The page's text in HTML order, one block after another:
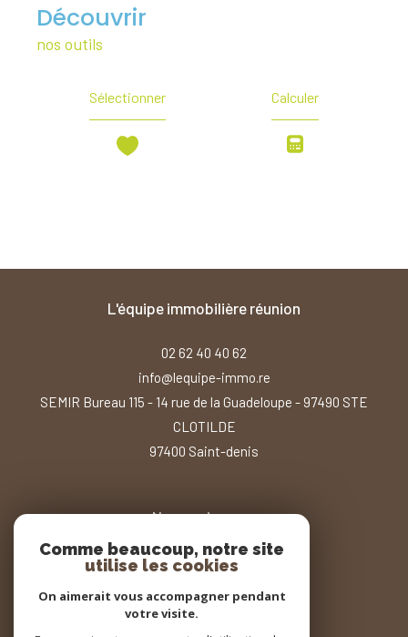
découvrir
nos outils
Sélectionner Calculer
l'équipe immobilière réunion
02 62 40 40 62
info@lequipe-immo.re
SEMIR Bureau 115 - 14 rue de la Guadeloupe - 97490 STE
CLOTILDE
97400
saint-denis
Nous suivre sur
Comme beaucoup, notre site
utilise les cookies
On aimerait vous accompagner pendant
votre visite.